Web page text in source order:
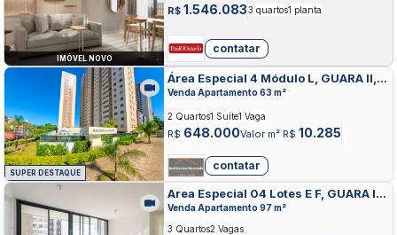
IMÓVEL NOVO
R$ 1.546.0833 quartos1 planta
contatar
SUPER DESTAQUE
Área Especial 4 Módulo L, GUARA II,
GUARA
Venda Apartamento 63 m²
R$ 648.000Valor m² R$ 10.285
2 Quartos1 Suíte1 Vaga
contatar
Area Especial 04 Lotes E F, GUARA II,
GUARA
Venda Apartamento 97 m²
3 Quartos2 Vagas